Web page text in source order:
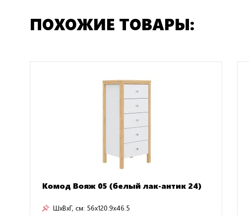
ПОХОЖИЕ ТОВАРЫ:
Комод Вояж 05 (белый лак-антик 24)
ШxВxГ, см: 56x120.9x46.5